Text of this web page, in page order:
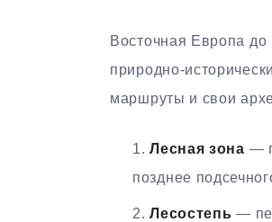
Восточная Европа
природно-
маршруты и свои
Лесная зона —
позднее
Лесостепь —